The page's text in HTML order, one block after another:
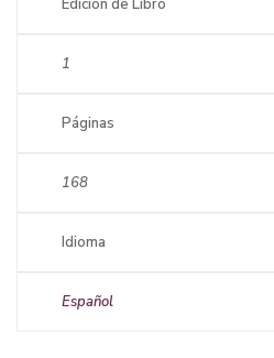
Edición de Libro
1
Páginas
168
Idioma
Español